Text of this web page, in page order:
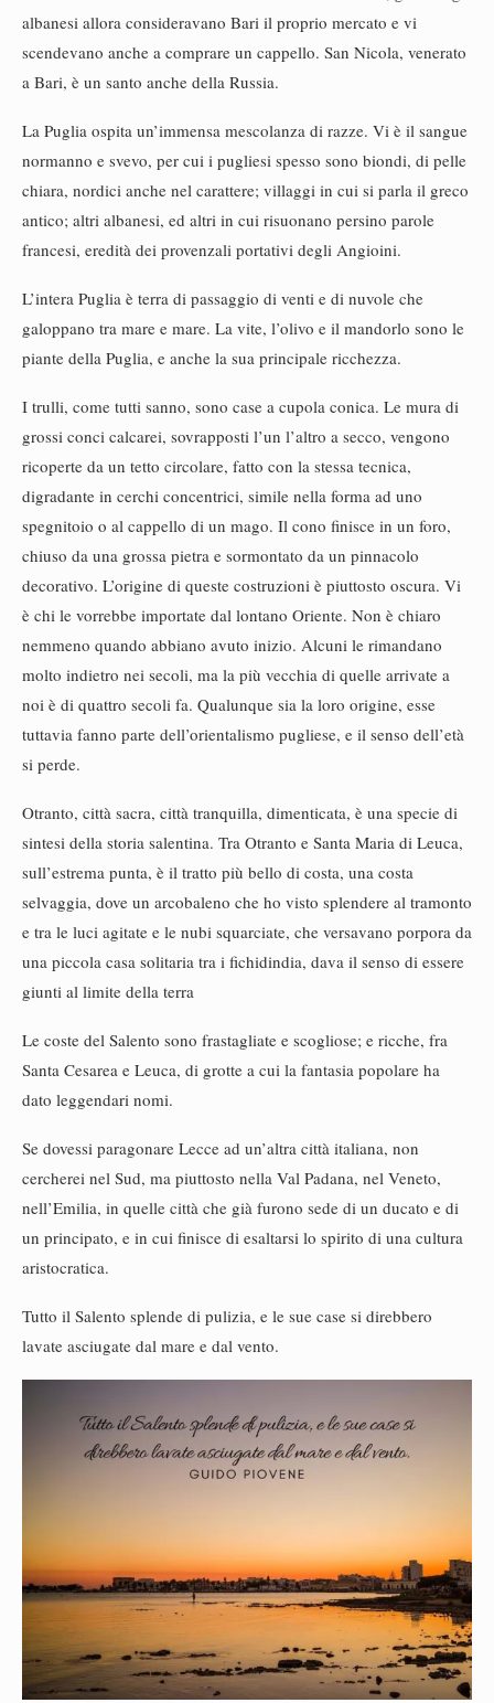
albanesi allora consideravano Bari il proprio mercato e vi
scendevano anche a comprare un cappello. San Nicola, venerato
a Bari, è un santo anche della Russia.
La Puglia ospita un’immensa mescolanza di razze. Vi è il sangue
normanno e svevo, per cui i pugliesi spesso sono biondi, di pelle
chiara, nordici anche nel carattere; villaggi in cui si parla il greco
antico; altri albanesi, ed altri in cui risuonano persino parole
francesi, eredità dei provenzali portativi degli Angioini.
L’intera Puglia è terra di passaggio di venti e di nuvole che
galoppano tra mare e mare. La vite, l’olivo e il mandorlo sono le
piante della Puglia, e anche la sua principale ricchezza.
I trulli, come tutti sanno, sono case a cupola conica. Le mura di
grossi conci calcarei, sovrapposti l’un l’altro a secco, vengono
ricoperte da un tetto circolare, fatto con la stessa tecnica,
digradante in cerchi concentrici, simile nella forma ad uno
spegnitoio o al cappello di un mago. Il cono finisce in un foro,
chiuso da una grossa pietra e sormontato da un pinnacolo
decorativo. L’origine di queste costruzioni è piuttosto oscura. Vi
è chi le vorrebbe importate dal lontano Oriente. Non è chiaro
nemmeno quando abbiano avuto inizio. Alcuni le rimandano
molto indietro nei secoli, ma la più vecchia di quelle arrivate a
noi è di quattro secoli fa. Qualunque sia la loro origine, esse
tuttavia fanno parte dell’orientalismo pugliese, e il senso dell’età
si perde.
Otranto, città sacra, città tranquilla, dimenticata, è una specie di
sintesi della storia salentina. Tra Otranto e Santa Maria di Leuca,
sull’estrema punta, è il tratto più bello di costa, una costa
selvaggia, dove un arcobaleno che ho visto splendere al tramonto
e tra le luci agitate e le nubi squarciate, che versavano porpora da
una piccola casa solitaria tra i fichidindia, dava il senso di essere
giunti al limite della terra
Le coste del Salento sono frastagliate e scogliose; e ricche, fra
Santa Cesarea e Leuca, di grotte a cui la fantasia popolare ha
dato leggendari nomi.
Se dovessi paragonare Lecce ad un’altra città italiana, non
cercherei nel Sud, ma piuttosto nella Val Padana, nel Veneto,
nell’Emilia, in quelle città che già furono sede di un ducato e di
un principato, e in cui finisce di esaltarsi lo spirito di una cultura
aristocratica.
Tutto il Salento splende di pulizia, e le sue case si direbbero
lavate asciugate dal mare e dal vento.